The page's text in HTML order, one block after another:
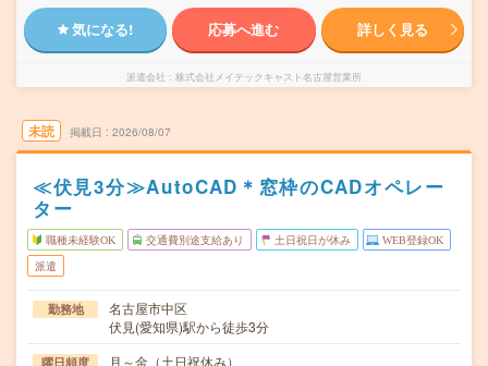
気になる! 応募へ進む 詳しく見る
派遣会社 株式会社メイテックキャスト名古屋営業所
未読 掲載日 2026/08/07
≪伏見3分≫AutoCAD＊窓枠のCADオペレー
ター
職種未経験OK 交通費別途支給あり 土日祝日が休み WEB登録OK
派遣
勤務地
名古屋市中区
伏見(愛知県)駅から徒歩3分
曜日頻度 月～金（土日祝休み）